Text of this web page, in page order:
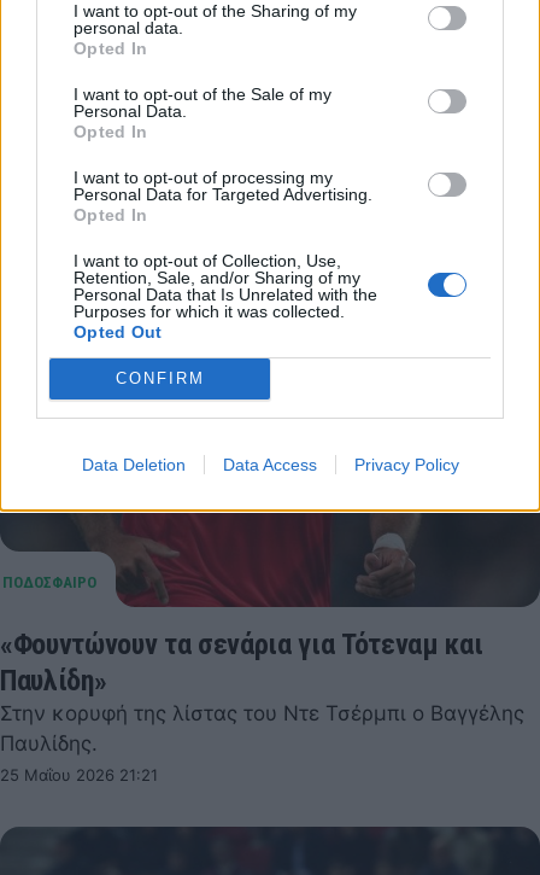
I want to opt-out of the Sharing of my
personal data.
Opted In
I want to opt-out of the Sale of my
Personal Data.
Opted In
I want to opt-out of processing my
Personal Data for Targeted Advertising.
Opted In
I want to opt-out of Collection, Use,
Retention, Sale, and/or Sharing of my
Personal Data that Is Unrelated with the
Purposes for which it was collected.
Opted Out
CONFIRM
Data Deletion Data Access Privacy Policy
06 Ιουνίου 2026 14:00
«Φουντώνουν τα σενάρια για Τότεναμ και
Παυλίδη»
Στην κορυφή της λίστας του Ντε Τσέρμπι ο Βαγγέλης
Παυλίδης.
25 Μαΐου 2026 21:21